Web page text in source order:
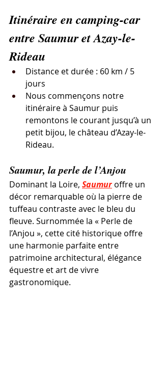
Itinéraire en camping-car
entre Saumur et Azay-le-
Rideau
Distance et durée : 60 km / 5
jours
Nous commençons notre
itinéraire à Saumur puis
remontons le courant jusqu’à un
petit bijou, le château d’Azay-le-
Rideau.
Saumur, la perle de l’Anjou
Dominant la Loire, Saumur offre un
décor remarquable où la pierre de
tuffeau contraste avec le bleu du
fleuve. Surnommée la « Perle de
l’Anjou », cette cité historique offre
une harmonie parfaite entre
patrimoine architectural, élégance
équestre et art de vivre
gastronomique.